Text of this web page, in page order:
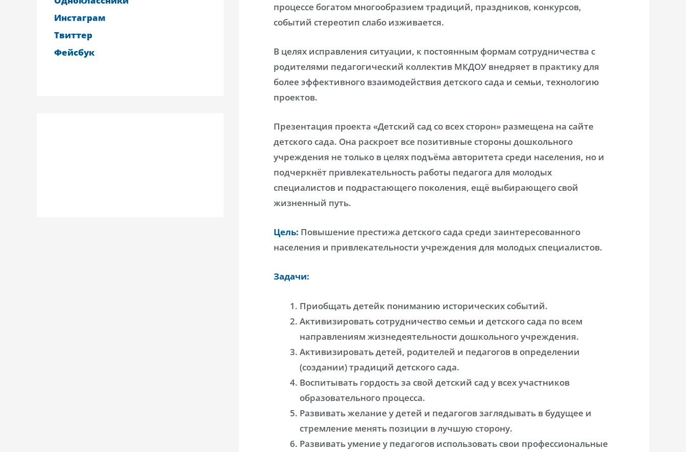
Инстаграм
Твиттер
Фейсбук
процессе богатом многообразием традиций, праздников, конкурсов,
событий стереотип слабо изживается.
В целях исправления ситуации, к постоянным формам сотрудничества с
родителями педагогический коллектив МКДОУ внедряет в практику для
более эффективного взаимодействия детского сада и семьи, технологию
проектов.
Презентация проекта «Детский сад со всех сторон» размещена на сайте
детского сада. Она раскроет все позитивные стороны дошкольного
учреждения не только в целях подъёма авторитета среди населения, но и
подчеркнёт привлекательность работы педагога для молодых
специалистов и подрастающего поколения, ещё выбирающего свой
жизненный путь.
Цель: Повышение престижа детского сада среди заинтересованного
населения и привлекательности учреждения для молодых специалистов.
Задачи:
Приобщать детейк пониманию исторических событий.
Активизировать сотрудничество семьи и детского сада по всем
направлениям жизнедеятельности дошкольного учреждения.
Активизировать детей, родителей и педагогов в определении
(создании) традиций детского сада.
Воспитывать гордость за свой детский сад у всех участников
образовательного процесса.
Развивать желание у детей и педагогов заглядывать в будущее и
стремление менять позиции в лучшую сторону.
Развивать умение у педагогов использовать свои профессиональные